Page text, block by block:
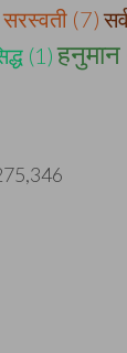
सरस्वती (7)
(1)